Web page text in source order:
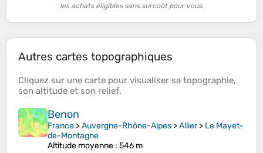
les achats éligibles sans surcoût pour vous.
Autres cartes topographiques
Cliquez sur une carte pour visualiser sa topographie,
son altitude et son relief.
Benon
France >Auvergne-Rhône-Alpes >Allier> Le Mayet-
de-Montagne
Altitude moyenne : 546 m